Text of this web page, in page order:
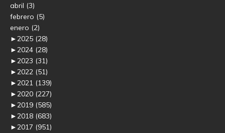
abril (3)
febrero (5)
enero (2)
►2025 (28)
►2024 (28)
►2023 (31)
►2022 (51)
►2021 (139)
►2020 (227)
►2019 (585)
►2018 (683)
►2017 (951)